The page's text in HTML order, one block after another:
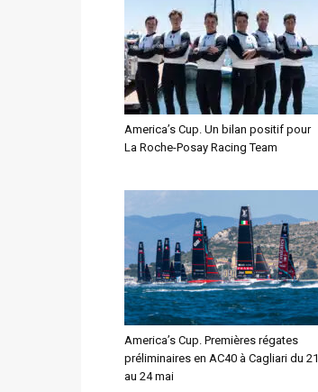
America’s Cup. Un bilan positif pour
La Roche-Posay Racing Team
America’s Cup. Premières régates
préliminaires en AC40 à Cagliari du 21
au 24 mai